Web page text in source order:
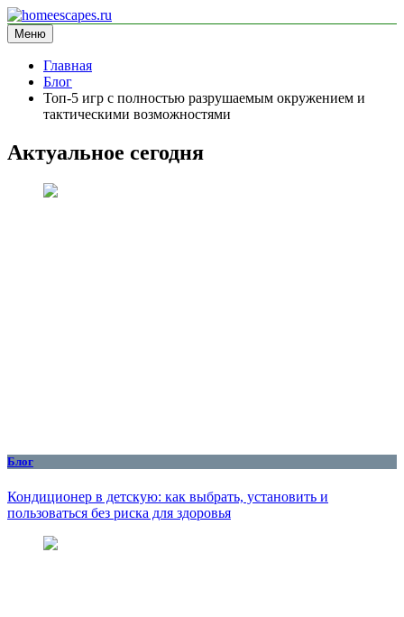
Перейти
к
содержимому
homeescapes.ru
информационный сайт
Меню
Главная
Блог
Топ-5 игр с полностью разрушаемым окружением и
тактическими возможностями
Актуальное сегодня
Блог
Кондиционер в детскую: как выбрать, установить и
пользоваться без риска для здоровья